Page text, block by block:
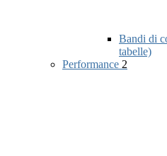
Bandi di
tabelle)
Performance 2